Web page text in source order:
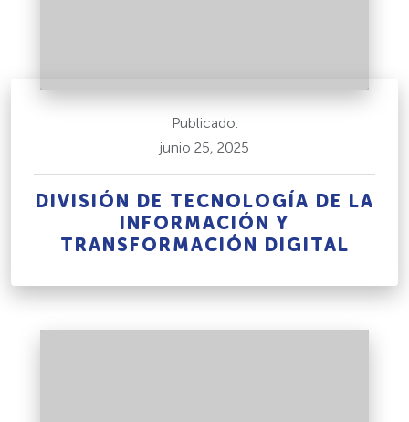
Publicado:
junio 25, 2025
DIVISIÓN DE TECNOLOGÍA DE LA
INFORMACIÓN Y
TRANSFORMACIÓN DIGITAL